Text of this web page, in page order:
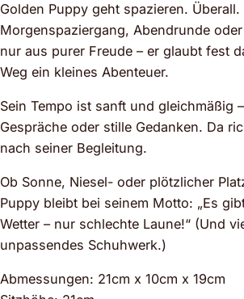
Golden Puppy geht spazieren. Überall.
Morgenspaziergang, Abendrunde
nur aus purer Freude – er glaubt fest
Weg ein kleines Abenteuer.
Sein Tempo ist sanft und gleichmäßig
Gespräche oder stille Gedanken. Da
nach seiner Begleitung.
Ob Sonne, Niesel- oder plötzlicher
Puppy bleibt bei seinem Motto: „Es
Wetter – nur schlechte Laune!“ (Und
unpassendes Schuhwerk.)
Abmessungen: 21cm x 10cm x 19cm